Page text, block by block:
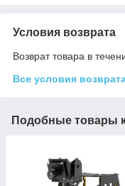
Условия возврата
Возврат товара в
Все условия
Подобные товары